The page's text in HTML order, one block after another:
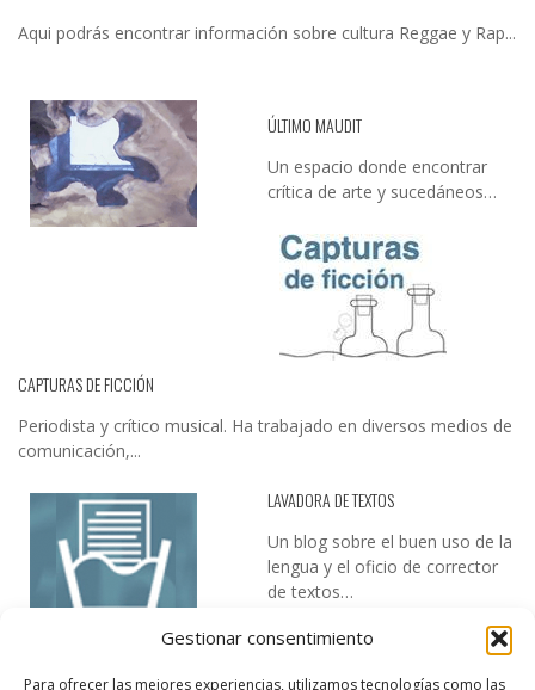
Gestionar consentimiento
Para ofrecer las mejores experiencias, utilizamos tecnologías como las
Aqui podrás encontrar información sobre cultura Reggae y Rap...
ÚLTIMO MAUDIT
Un espacio donde encontrar
crítica de arte y sucedáneos…
CAPTURAS DE FICCIÓN
Periodista y crítico musical. Ha trabajado en diversos medios de
comunicación,...
LAVADORA DE TEXTOS
Un blog sobre el buen uso de la
lengua y el oficio de corrector
de textos…